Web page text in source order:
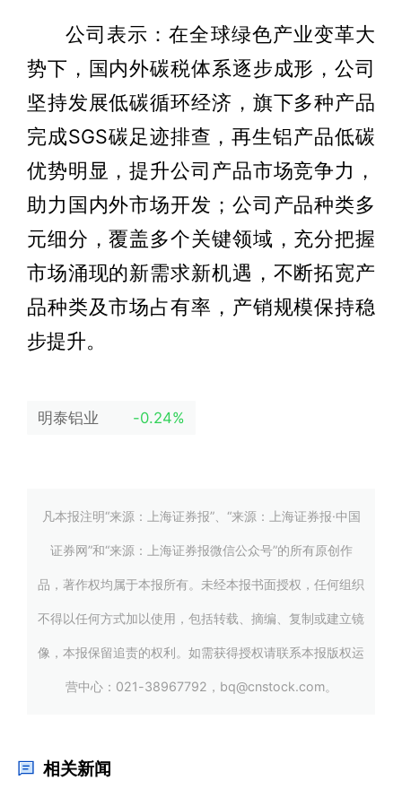
公司表示：在全球绿色产业变革大
势下，国内外碳税体系逐步成形，公司
坚持发展低碳循环经济，旗下多种产品
完成SGS碳足迹排查，再生铝产品低碳
优势明显，提升公司产品市场竞争力，
助力国内外市场开发；公司产品种类多
元细分，覆盖多个关键领域，充分把握
市场涌现的新需求新机遇，不断拓宽产
品种类及市场占有率，产销规模保持稳
步提升。
明泰铝业 -0.24%
凡本报注明“来源：上海证券报”、“来源：上海证券报·中国
证券网”和“来源：上海证券报微信公众号”的所有原创作
品，著作权均属于本报所有。未经本报书面授权，任何组织
不得以任何方式加以使用，包括转载、摘编、复制或建立镜
像，本报保留追责的权利。如需获得授权请联系本报版权运
营中心：021-38967792，bq@cnstock.com。
相关新闻